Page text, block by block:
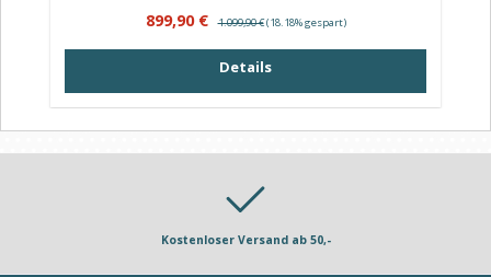
Verkaufspreis:
899,90 € Regulärer Preis:
1.099,90 €(18.18% gespart)
Details
Kostenloser Versand ab 50,-